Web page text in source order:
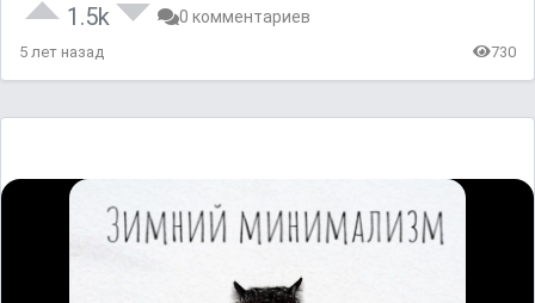
1.5k 0 комментариев
5 лет назад 730